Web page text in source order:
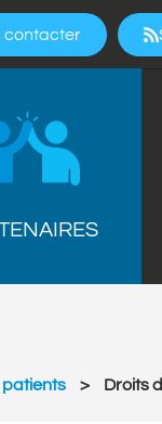
contacter
patients > Droits